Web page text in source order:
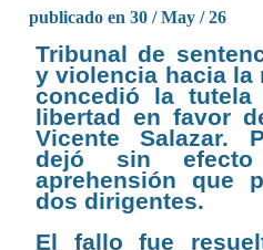
publicado en 30 / May / 26
Tribunal de
y violencia hacia la
concedió la
libertad en favor
Vicente Salazar.
dejó sin
aprehensión que
dos dirigentes.
El fallo fue